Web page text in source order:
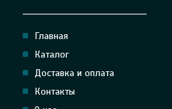
Главная
Каталог
Доставка и оплата
Контакты